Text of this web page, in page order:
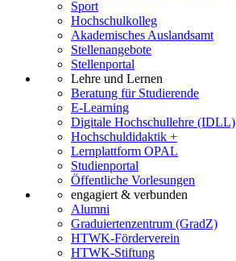
Sport
Hochschulkolleg
Akademisches Auslandsamt
Stellenangebote
Stellenportal
Lehre und Lernen
Beratung für Studierende
E-Learning
Digitale Hochschullehre (IDLL)
Hochschuldidaktik +
Lernplattform OPAL
Studienportal
Öffentliche Vorlesungen
engagiert & verbunden
Alumni
Graduiertenzentrum (GradZ)
HTWK-Förderverein
HTWK-Stiftung